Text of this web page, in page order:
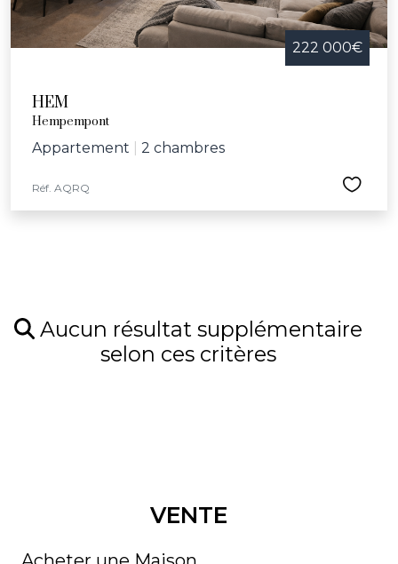
222 000€
HEM
Hempempont
Appartement 2 chambres
Réf. AQRQ
Aucun résultat supplémentaire
selon ces critères
VENTE